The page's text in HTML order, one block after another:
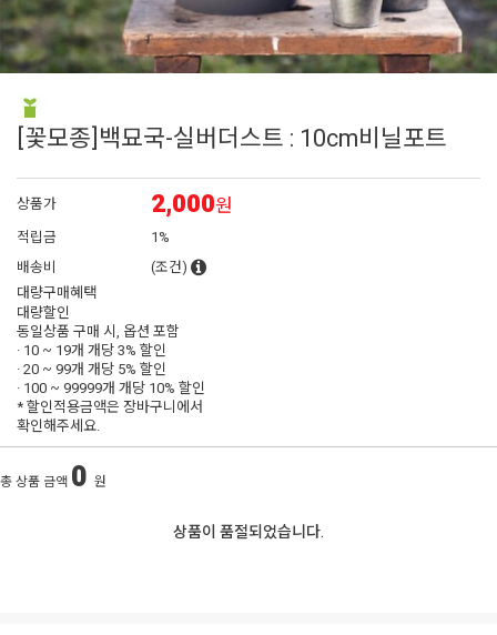
[꽃모종]백묘국-실버더스트 : 10cm비닐포트
상품가 2,000원
적립금
1%
배송비
(조건)
대량구매혜택
대량할인
동일상품 구매 시, 옵션 포함
· 10 ~ 19개 개당3% 할인
· 20 ~ 99개 개당 5% 할인
· 100 ~ 99999개 개당 10% 할인
* 할인적용금액은 장바구니에서
확인해주세요.
총 상품 금액 0 원
상품이 품절되었습니다.